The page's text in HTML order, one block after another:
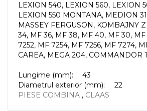
LEXION 540, LEXION 560, LEXION
LEXION 550 MONTANA, MEDION
MASSEY FERGUSON, KOMBAJNY
34, MF 36, MF 38, MF 40, MF 30,
7252, MF 7254, MF 7256, MF 7274,
CAREA, MEGA 204, COMMANDOR
Lungime (mm):
43
Diametrul exterior (mm):
22
PIESE COMBINA , CLAAS